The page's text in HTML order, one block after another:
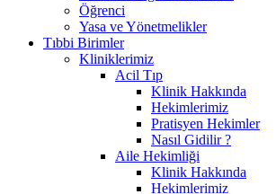
Öğrenci
Yasa ve Yönetmelikler
Tıbbi Birimler
Kliniklerimiz
Acil Tıp
Klinik Hakkında
Hekimlerimiz
Pratisyen Hekimler
Nasıl Gidilir ?
Aile Hekimliği
Klinik Hakkında
Hekimlerimiz